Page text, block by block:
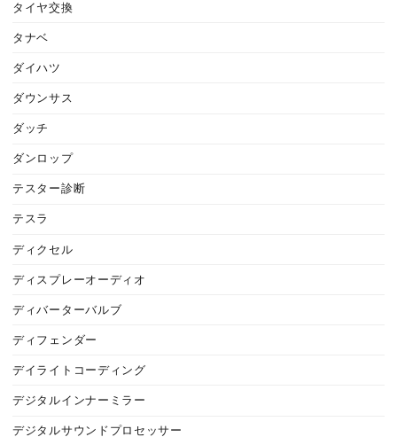
タイヤ交換
タナベ
ダイハツ
ダウンサス
ダッチ
ダンロップ
テスター診断
テスラ
ディクセル
ディスプレーオーディオ
ディバーターバルブ
ディフェンダー
デイライトコーディング
デジタルインナーミラー
デジタルサウンドプロセッサー